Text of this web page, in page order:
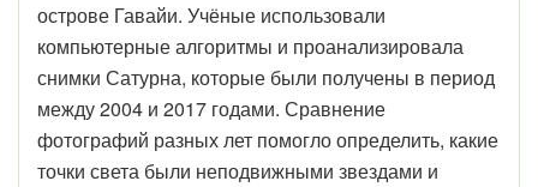
острове Гавайи. Учёные использовали
компьютерные алгоритмы и проанализировала
снимки Сатурна, которые были получены в период
между 2004 и 2017 годами. Сравнение
фотографий разных лет помогло определить, какие
точки света были неподвижными звездами и